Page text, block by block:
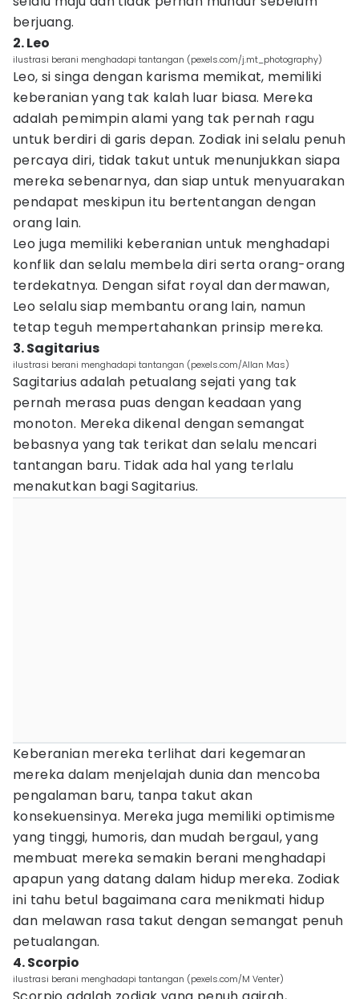
berjuang.
2. Leo
ilustrasi berani menghadapi tantangan (pexels.com/j.mt_photography)
Leo, si singa dengan karisma memikat, memiliki
keberanian yang tak kalah luar biasa. Mereka
adalah pemimpin alami yang tak pernah ragu
untuk berdiri di garis depan. Zodiak ini selalu penuh
percaya diri, tidak takut untuk menunjukkan siapa
mereka sebenarnya, dan siap untuk menyuarakan
pendapat meskipun itu bertentangan dengan
orang lain.
Leo juga memiliki keberanian untuk menghadapi
konflik dan selalu membela diri serta orang-orang
terdekatnya. Dengan sifat royal dan dermawan,
Leo selalu siap membantu orang lain, namun
tetap teguh mempertahankan prinsip mereka.
3. Sagitarius
ilustrasi berani menghadapi tantangan (pexels.com/Allan Mas)
Sagitarius adalah petualang sejati yang tak
pernah merasa puas dengan keadaan yang
monoton. Mereka dikenal dengan semangat
bebasnya yang tak terikat dan selalu mencari
tantangan baru. Tidak ada hal yang terlalu
menakutkan bagi Sagitarius.
Keberanian mereka terlihat dari kegemaran
mereka dalam menjelajah dunia dan mencoba
pengalaman baru, tanpa takut akan
konsekuensinya. Mereka juga memiliki optimisme
yang tinggi, humoris, dan mudah bergaul, yang
membuat mereka semakin berani menghadapi
apapun yang datang dalam hidup mereka. Zodiak
ini tahu betul bagaimana cara menikmati hidup
dan melawan rasa takut dengan semangat penuh
petualangan.
4. Scorpio
ilustrasi berani menghadapi tantangan (pexels.com/M Venter)